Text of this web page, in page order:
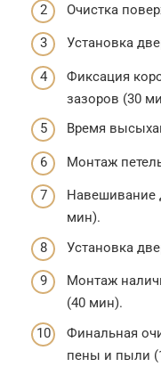
Очистка
Установка
Фиксация
зазоров (30
Время
Монтаж
Навешивание
мин).
Установка
Монтаж
(40 мин).
Финальная
пены и пыли